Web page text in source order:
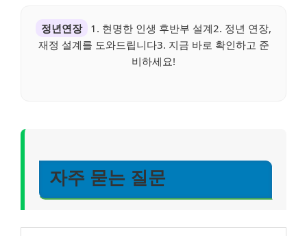
정년연장
1. 현명한 인생 후반부 설계2. 정년 연장,
재정 설계를 도와드립니다3. 지금 바로 확인하고 준
비하세요!
자주 묻는 질문